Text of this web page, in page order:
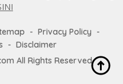
Privacy Policy
Disclaimer
All Rights Reserved.